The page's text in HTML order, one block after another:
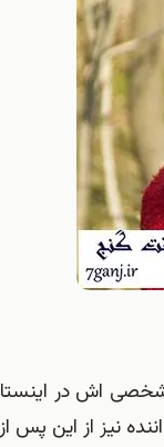
اش در
نیز از این